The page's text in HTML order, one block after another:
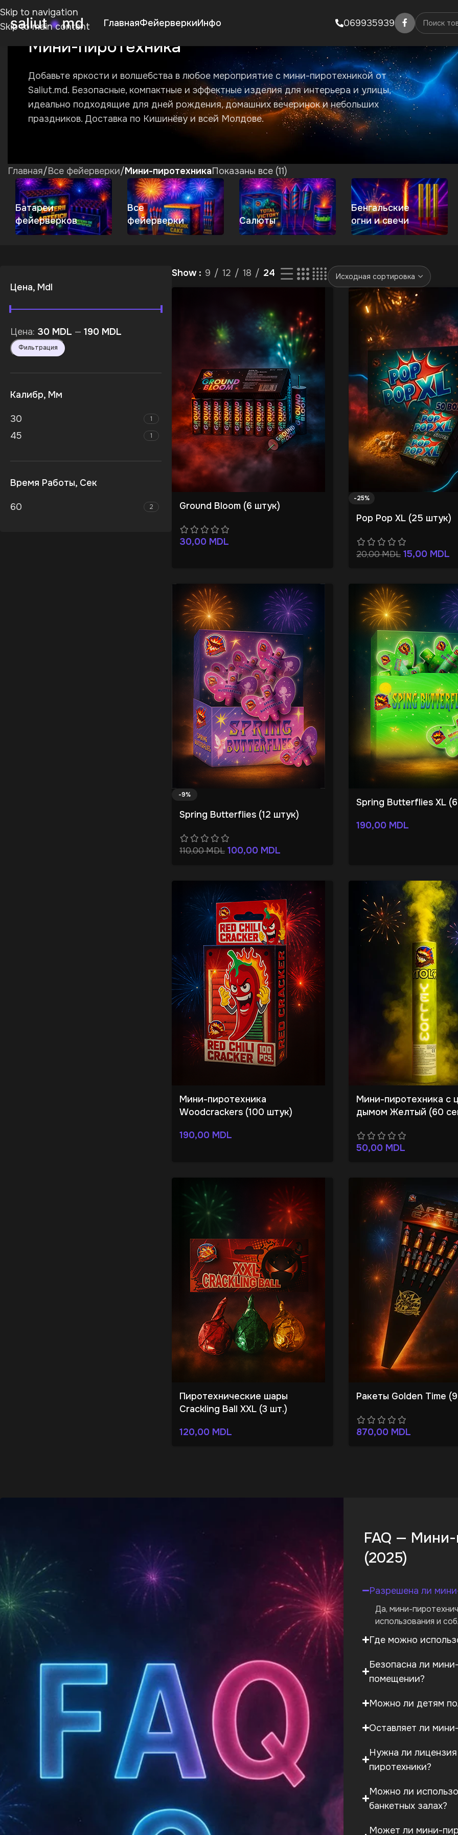
Skip to navigation
Skip to main content
ГлавнаяФейерверкиИнфо 069935939
Мини-пиротехника
Добавьте яркости и волшебства в любое мероприятие с мини-пиротехникой от
Saliut.md. Безопасные, компактные и эффектные изделия для интерьера и улицы,
идеально подходящие для дней рождения, домашних вечеринок и небольших
праздников. Доставка по Кишинёву и всей Молдове.
Главная/Все фейерверки/Мини-пиротехникаПоказаны все (11)
Батареи
фейерверков
Все
фейерверки
Салюты
Бенгальские
огни и свечи
Цена, Mdl
Фильтрация
Цена: 30 MDL — 190 MDL
Калибр, Мм
30 1
45 1
Время Работы, Сек
60 2
Show 9 12 18 24
Ground Bloom (6 штук)
30,00 MDL
-25%
Pop Pop XL (25 штук)
20,00MDL 15,00 MDL
-9%
Spring Butterflies (12 штук)
110,00MDL 100,00 MDL
Spring Butterflies XL
190,00 MDL
Мини-пиротехника
Woodcrackers (100 штук)
190,00 MDL
Мини-пиротехника с
дымом Желтый (60
50,00 MDL
Пиротехнические шары
Crackling Ball XXL (3 шт.)
120,00 MDL
Ракеты Golden Time
870,00 MDL
FAQ —
(2025)
Разрешена ли
Да, мини-
использования и
Где можно
Безопасна ли
помещении?
Можно ли детям
Оставляет ли
Нужна ли
пиротехники?
Можно ли
банкетных залах?
Может ли мини-